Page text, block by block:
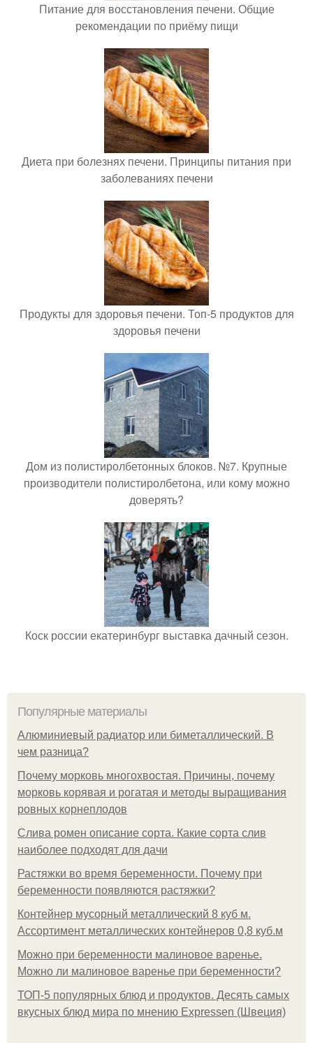
Питание для восстановления печени. Общие
рекомендации по приёму пищи
Диета при болезнях печени. Принципы питания при
заболеваниях печени
Продукты для здоровья печени. Топ-5 продуктов для
здоровья печени
Дом из полистиролбетонных блоков. №7. Крупные
производители полистиролбетона, или кому можно
доверять?
Коск россии екатеринбург выставка дачный сезон.
Популярные материалы
Алюминиевый радиатор или биметаллический. В
чем разница?
Почему морковь многохвостая. Причины, почему
морковь корявая и рогатая и методы выращивания
ровных корнеплодов
Слива ромен описание сорта. Какие сорта слив
наиболее подходят для дачи
Растяжки во время беременности. Почему при
беременности появляются растяжки?
Контейнер мусорный металлический 8 куб м.
Ассортимент металлических контейнеров 0,8 куб.м
Можно при беременности малиновое варенье.
Можно ли малиновое варенье при беременности?
ТОП-5 популярных блюд и продуктов. Десять самых
вкусных блюд мира по мнению Expressen (Швеция)